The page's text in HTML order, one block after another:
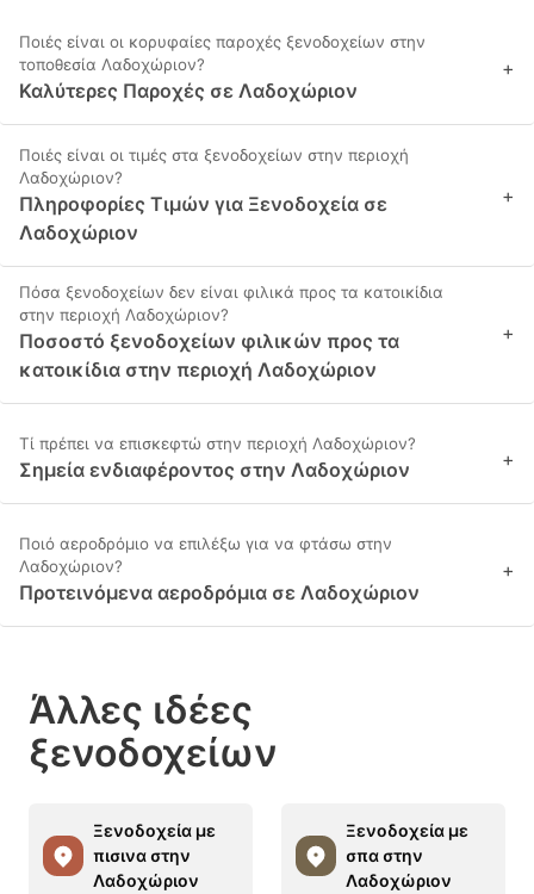
Ποιές είναι οι κορυφαίες παροχές ξενοδοχείων στην
τοποθεσία Λαδοχώριον?
Καλύτερες Παροχές σε Λαδοχώριον
+
Ποιές είναι οι τιμές στα ξενοδοχείων στην περιοχή
Λαδοχώριον?
Πληροφορίες Τιμών για Ξενοδοχεία σε
Λαδοχώριον
+
Πόσα ξενοδοχείων δεν είναι φιλικά προς τα κατοικίδια
στην περιοχή Λαδοχώριον?
Ποσοστό ξενοδοχείων φιλικών προς τα
κατοικίδια στην περιοχή Λαδοχώριον
+
Τί πρέπει να επισκεφτώ στην περιοχή Λαδοχώριον?
Σημεία ενδιαφέροντος στην Λαδοχώριον +
Ποιό αεροδρόμιο να επιλέξω για να φτάσω στην
Λαδοχώριον?
Προτεινόμενα αεροδρόμια σε Λαδοχώριον
+
Άλλες ιδέες
ξενοδοχείων
Ξενοδοχεία με
πισινα στην
Λαδοχώριον
Ξενοδοχεία με
σπα στην
Λαδοχώριον